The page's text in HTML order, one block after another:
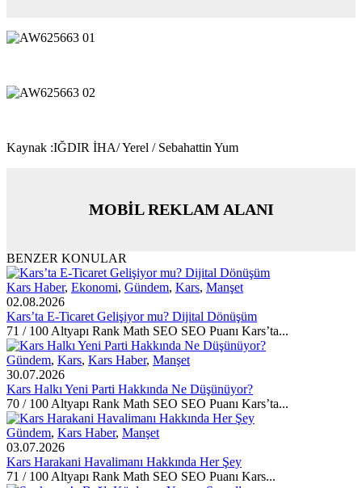
Kaynak :IĞDIR İHA/ Yerel / Sebahattin Yum
MOBİL REKLAM ALANI
BENZER KONULAR
Kars Haber, Ekonomi, Gündem, Kars, Manşet
02.08.2026
Kars’ta E-Ticaret Gelişiyor mu? Dijital Dönüşüm
71 / 100 Altyapı Rank Math SEO SEO Puanı Kars’ta...
Gündem, Kars, Kars Haber, Manşet
30.07.2026
Kars Halkı Yeni Parti Hakkında Ne Düşünüyor?
70 / 100 Altyapı Rank Math SEO SEO Puanı Kars’ta...
Gündem, Kars Haber, Manşet
03.07.2026
Kars Harakani Havalimanı Hakkında Her Şey
71 / 100 Altyapı Rank Math SEO SEO Puanı Kars...